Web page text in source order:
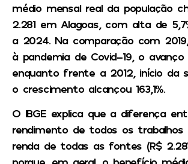
médio mensal real da população
2.281 em Alagoas, com alta de
a 2024. Na comparação com
à pandemia de Covid-19, o
enquanto frente a 2012, início da
o crescimento alcançou 163,1%.
O IBGE explica que a diferença
rendimento de todos os trabalhos
renda de todas as fontes (R$